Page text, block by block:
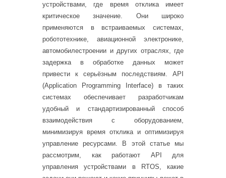
устройствами, где время отклика имеет
критическое значение. Они широко
применяются в встраиваемых системах,
робототехнике, авиационной электронике,
автомобилестроении и других отраслях, где
задержка в обработке данных может
привести к серьёзным последствиям. API
(Application Programming Interface) в таких
системах обеспечивает разработчикам
удобный и стандартизированный способ
взаимодействия с оборудованием,
минимизируя время отклика и оптимизируя
управление ресурсами. В этой статье мы
рассмотрим, как работают API для
управления устройствами в RTOS, какие